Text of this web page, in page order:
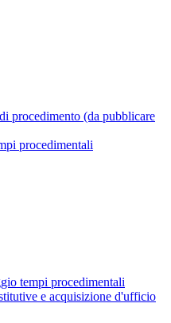
procedimento (da pubblicare
procedimentali
tempi procedimentali
e acquisizione d'ufficio